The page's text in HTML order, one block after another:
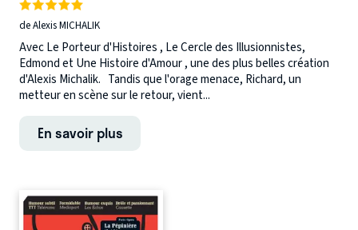
de Alexis MICHALIK
Avec Le Porteur d'Histoires , Le Cercle des Illusionnistes,
Edmond et Une Histoire d'Amour , une des plus belles création
d'Alexis Michalik. Tandis que l'orage menace, Richard, un
metteur en scène sur le retour, vient...
En savoir plus